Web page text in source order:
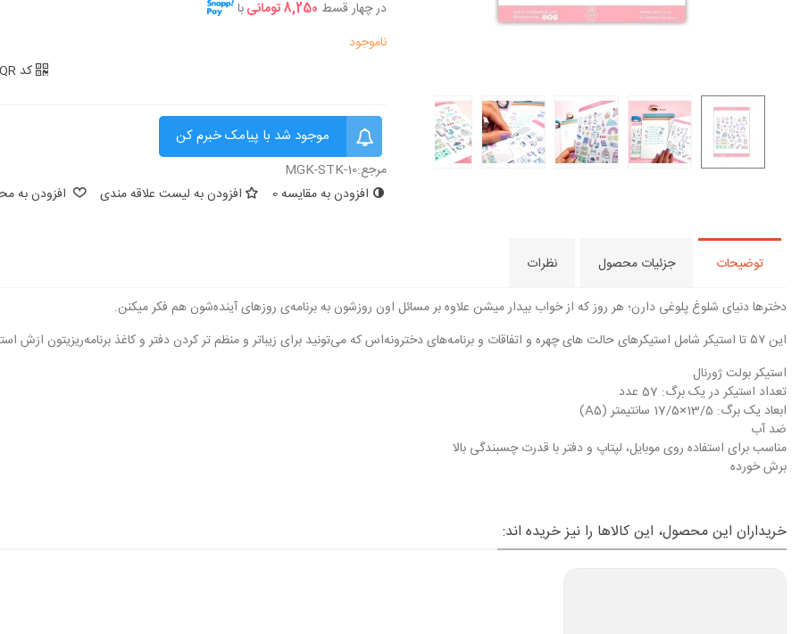
در چهار قسط 8,250 تومانی
با
ناموجود
کد QR
موجود شد با پیامک خبرم کن
مرجع:MGK-STK-10
افزودن به مقایسه0 افزودن به لیست علاقه مندی افزودن به
توضیحات جزئیات محصول نظرات
دخترها دنیای شلوغ پلوغی دارن؛ هر روز که از خواب بیدار میشن علاوه بر مسائل اون روزشون به برنامه‌ی روزهای آینده‌شون هم فکر میکنن.
این ۵۷ تا استیکر شامل استیکرهای حالت های چهره و اتفاقات و برنامه‌های دخترونه‌اس که می‌تونید برای زیباتر و منظم تر کردن دفتر و کاغذ برنامه‌ریزیتون ازش استفاده کنید.
استیکر بولت ژورنال
تعداد استیکر در یک برگ: 57 عدد
ابعاد یک برگ: 13/5×17/5 سانتیمتر (A5)
ضد آب
مناسب برای استفاده روی موبایل، لپتاپ و دفتر با قدرت چسبندگی بالا
برش خورده
خریداران این محصول، این کالاها را نیز خریده اند: